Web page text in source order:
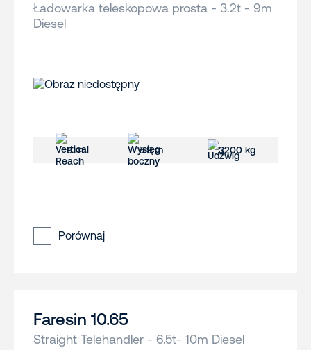
Ładowarka teleskopowa prosta - 3.2t - 9m
Diesel
9 m 5.9 m 3200 kg
Porównaj
Faresin 10.65
Straight Telehandler - 6.5t- 10m Diesel